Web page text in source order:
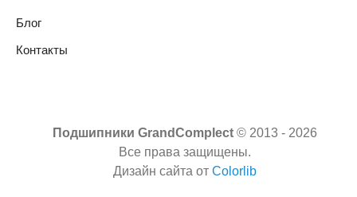
Блог
Контакты
Подшипники GrandComplect© 2013 - 2026
Все права защищены.
Дизайн сайта от Colorlib